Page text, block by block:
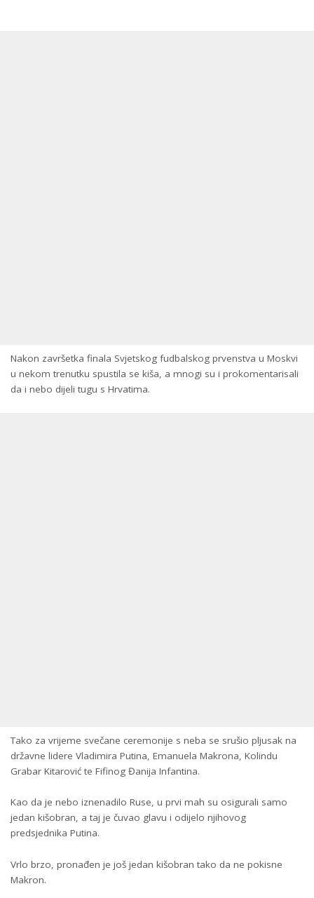
Nakon završetka finala Svjetskog fudbalskog prvenstva u Moskvi
u nekom trenutku spustila se kiša, a mnogi su i prokomentarisali
da i nebo dijeli tugu s Hrvatima.
Tako za vrijeme svečane ceremonije s neba se srušio pljusak na
državne lidere Vladimira Putina, Emanuela Makrona, Kolindu
Grabar Kitarović te Fifinog Đanija Infantina.
Kao da je nebo iznenadilo Ruse, u prvi mah su osigurali samo
jedan kišobran, a taj je čuvao glavu i odijelo njihovog
predsjednika Putina.
Vrlo brzo, pronađen je još jedan kišobran tako da ne pokisne
Makron.